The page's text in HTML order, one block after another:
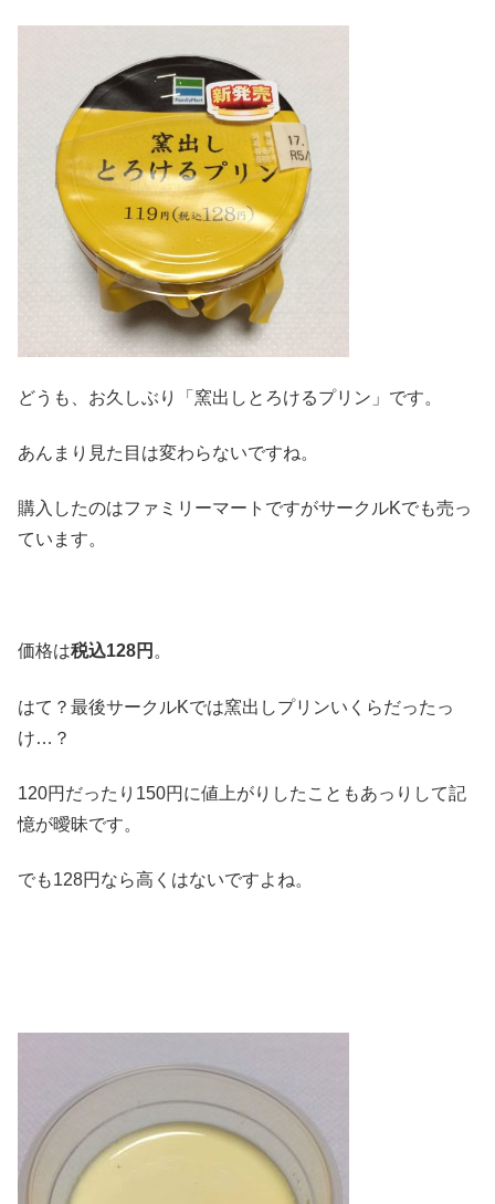
どうも、お久しぶり「窯出しとろけるプリン」です。
あんまり見た目は変わらないですね。
購入したのはファミリーマートですがサークルKでも売っ
ています。
価格は税込128円 。
はて？最後サークルKでは窯出しプリンいくらだったっ
け…？
120円だったり150円に値上がりしたこともあっりして記
憶が曖昧です。
でも128円なら高くはないですよね。